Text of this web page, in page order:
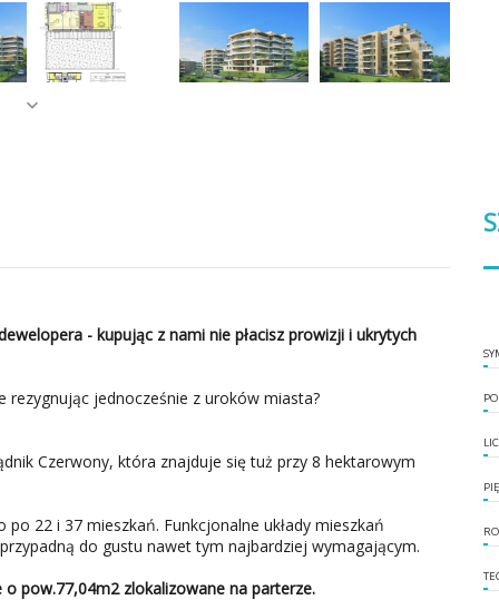
- kupując z nami nie płacisz prowizji i ukrytych
rezygnując jednocześnie z uroków miasta?
Czerwony, która znajduje się tuż przy 8 hektarowym
po 22 i 37 mieszkań. Funkcjonalne układy mieszkań
do gustu nawet tym najbardziej wymagającym.
pow.77,04m2 zlokalizowane na parterze.